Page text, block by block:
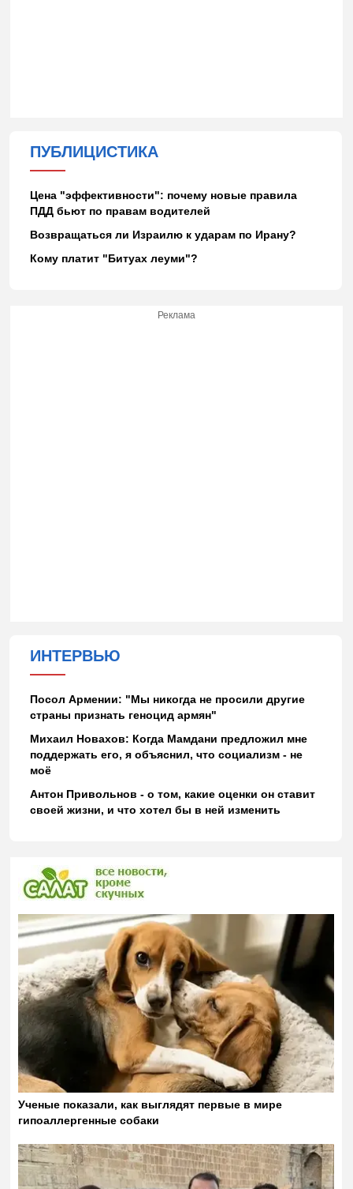
ПУБЛИЦИСТИКА
Цена "эффективности": почему новые правила
ПДД бьют по правам водителей
Возвращаться ли Израилю к ударам по Ирану?
Кому платит "Битуах леуми"?
Реклама
ИНТЕРВЬЮ
Посол Армении: "Мы никогда не просили другие
страны признать геноцид армян"
Михаил Новахов: Когда Мамдани предложил мне
поддержать его, я объяснил, что социализм - не
моё
Антон Привольнов - о том, какие оценки он ставит
своей жизни, и что хотел бы в ней изменить